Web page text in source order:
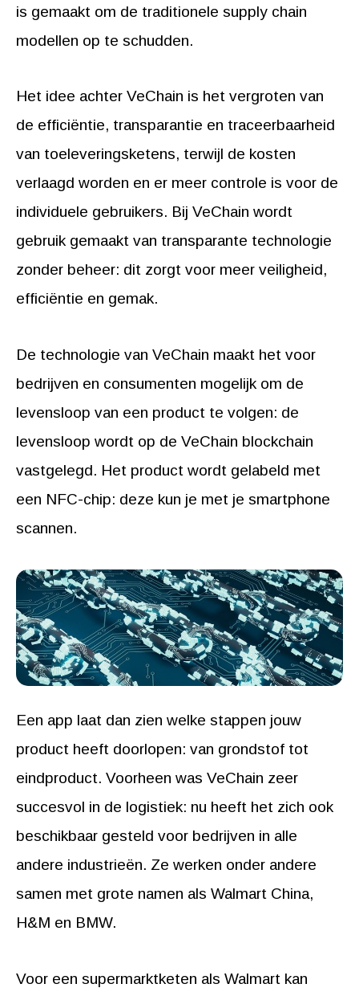
is gemaakt om de traditionele supply chain
modellen op te schudden.
Het idee achter VeChain is het vergroten van
de efficiëntie, transparantie en traceerbaarheid
van toeleveringsketens, terwijl de kosten
verlaagd worden en er meer controle is voor de
individuele gebruikers. Bij VeChain wordt
gebruik gemaakt van transparante technologie
zonder beheer: dit zorgt voor meer veiligheid,
efficiëntie en gemak.
De technologie van VeChain maakt het voor
bedrijven en consumenten mogelijk om de
levensloop van een product te volgen: de
levensloop wordt op de VeChain blockchain
vastgelegd. Het product wordt gelabeld met
een NFC-chip: deze kun je met je smartphone
scannen.
Een app laat dan zien welke stappen jouw
product heeft doorlopen: van grondstof tot
eindproduct. Voorheen was VeChain zeer
succesvol in de logistiek: nu heeft het zich ook
beschikbaar gesteld voor bedrijven in alle
andere industrieën. Ze werken onder andere
samen met grote namen als Walmart China,
H&M en BMW.
Voor een supermarktketen als Walmart kan